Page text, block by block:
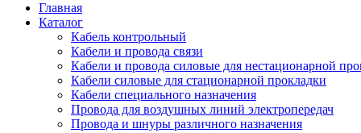
Главная
Каталог
Кабель контрольный
Кабели и провода связи
Кабели и провода силовые для нестационарной
Кабели силовые для стационарной прокладки
Кабели специального назначения
Провода для воздушных линий электропередач
Провода и шнуры различного назначения